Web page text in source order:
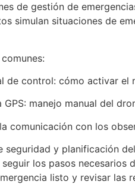
de gestión de
simulan situaciones de
de control: cómo activar el
GPS: manejo manual del
comunicación con los
seguridad y planificación
los pasos necesarios
listo y revisar las